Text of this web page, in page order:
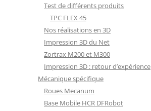
Test de différents produits
TPC FLEX 45
Nos réalisations en 3D
Impression 3D du Net
Zortrax M200 et M300
Impression 3D : retour d’expérience
Mécanique spécifique
Roues Mecanum
Base Mobile HCR DFRobot